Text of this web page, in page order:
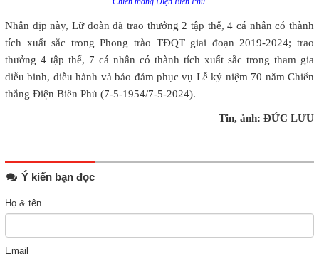
Nhân dịp này, Lữ đoàn đã trao thưởng 2 tập thể, 4 cá nhân có thành
tích xuất sắc trong Phong trào TĐQT giai đoạn 2019-2024; trao
thưởng 4 tập thể, 7 cá nhân có thành tích xuất sắc trong tham gia
diễu binh, diễu hành và bảo đảm phục vụ Lễ kỷ niệm 70 năm Chiến
thắng Điện Biên Phủ (7-5-1954/7-5-2024).
Tin, ảnh: ĐỨC LƯU
Ý kiến bạn đọc
Họ & tên
Email